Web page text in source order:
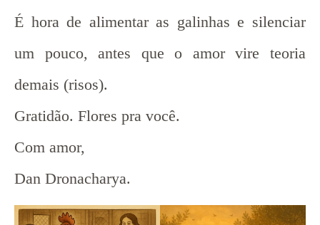
É hora de alimentar as galinhas e silenciar
um pouco, antes que o amor vire teoria
demais (risos).
Gratidão. Flores pra você.
Com amor,
Dan Dronacharya.